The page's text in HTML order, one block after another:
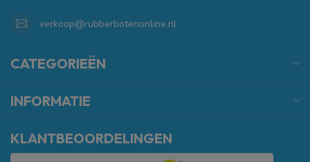
verkoop@rubberbotenonline.nl
CATEGORIEËN
INFORMATIE
KLANTBEOORDELINGEN